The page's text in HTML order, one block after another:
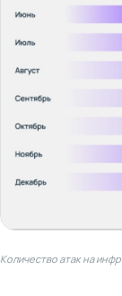
Количество атак на